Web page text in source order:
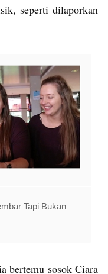
seperti dilaporkan
Tapi Bukan
bertemu sosok Ciara